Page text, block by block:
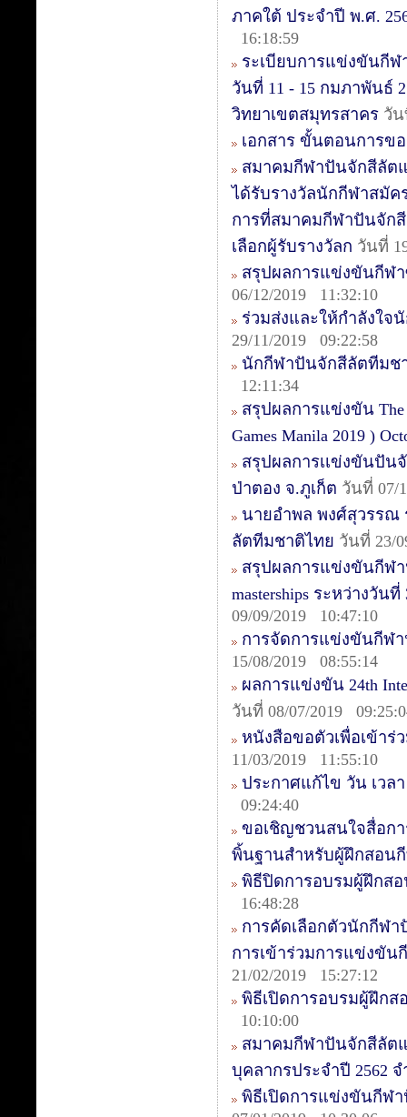
ภาคใต้ ประจำปี พ.ศ.
16:18:59
ระเบียบการแข่งขันกีฬ
วันที่ 11 - 15 กมภาพันธ์
วิทยาเขตสมุทรสาคร วัน
เอกสาร ขั้นตอนการข
สมาคมกีฬาปันจักสีลัต
ได้รับรางวัลนักกีฬาสมัค
การที่สมาคมกีฬาปันจัก
เลือกผู้รับรางวัลก วันที่
สรุปผลการแข่งขันกีฬา
06/12/2019 11:32:10
ร่วมส่งและให้กำลังใ
29/11/2019 09:22:58
นักกีฬาปันจักสีลัตทีมช
12:11:34
สรุปผลการแข่งขัน The
Games Manila 2019 )
สรุปผลการเเข่งขันปัน
ป่าตอง จ.ภูเก็ต วันที่ 07/
นายอำพล พงศ์สุวรรณ
ลัตทีมชาติไทย วันที่ 23/
สรุปผลการแข่งขันกีฬา
masterships ระหว่างวั
09/09/2019 10:47:10
การจัดการแข่งขันกีฬา
15/08/2019 08:55:14
ผลการแข่งขัน 24th
วันที่ 08/07/2019
หนังสือขอตัวเพื่อเข้าร่
11/03/2019 11:55:10
ประกาศแก้ไข วัน เวล
09:24:40
ขอเชิญชวนสนใจสื่อกา
พิ้นฐานสำหรับผู้ฝึกสอน
พิธีปิดการอบรมผู้ฝึกส
16:48:28
การคัดเลือกตัวนักกีฬ
การเข้าร่วมการแข่งขั
21/02/2019 15:27:12
พิธีเปิดการอบรมผู้ฝึกส
10:10:00
สมาคมกีฬาปันจักสีลัต
บุคลากรประจำปี 2562
พิธีเปิดการแข่งขันกีฬ